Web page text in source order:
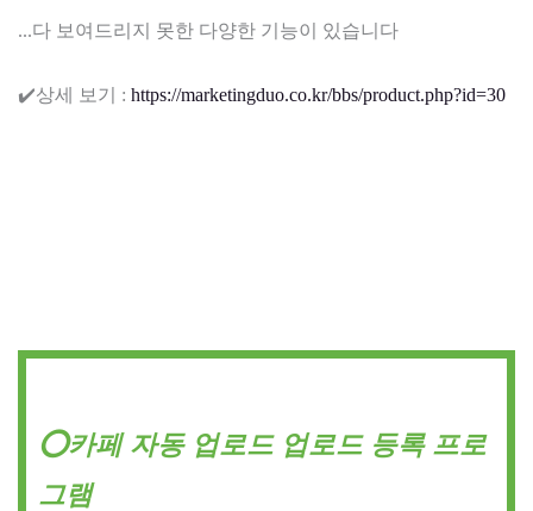
...다 보여드리지 못한 다양한 기능이 있습니다
✔️상세 보기 : https://marketingduo.co.kr/bbs/product.php?id=30
⭕카페 자동 업로드 업로드 등록 프로
그램